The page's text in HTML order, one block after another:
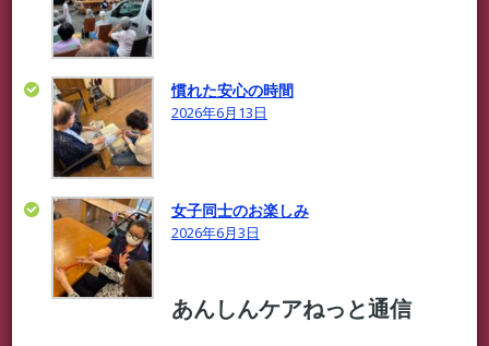
慣れた安心の時間
2026年6月13日
女子同士のお楽しみ
2026年6月3日
あんしんケアねっと通信